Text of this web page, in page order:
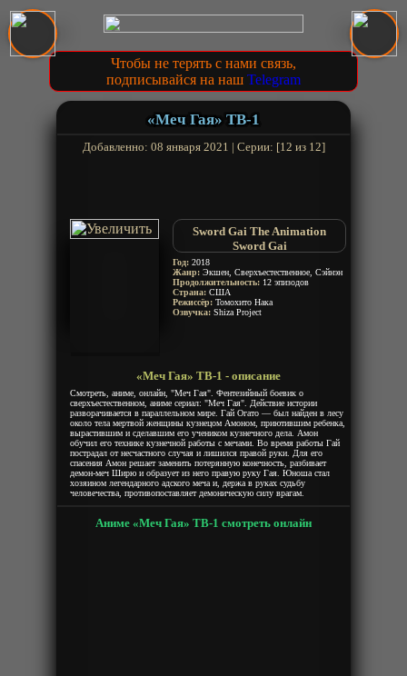
Чтобы не терять с нами связь,
подписывайся на наш Telegram
«Меч Гая» ТВ-1
Добавленно: 08 января 2021 | Серии: [12 из 12]
Sword Gai The Animation
Sword Gai
Год: 2018
Жанр: Экшен, Сверхъестественное, Сэйнэн
Продолжительность: 12 эпизодов
Страна: США
Режиссёр: Томохито Нака
Озвучка: Shiza Project
«Меч Гая» ТВ-1 - описание
Смотреть, аниме, онлайн, "Меч Гая". Фентезийный боевик о
сверхъестественном, аниме сериал: "Меч Гая". Действие истории
разворачивается в параллельном мире. Гай Огато — был найден в лесу
около тела мертвой женщины кузнецом Амоном, приютившим ребенка,
вырастившим и сделавшим его учеником кузнечного дела. Амон
обучил его технике кузнечной работы с мечами. Во время работы Гай
пострадал от несчастного случая и лишился правой руки. Для его
спасения Амон решает заменить потерянную конечность, разбивает
демон-меч Ширю и образует из него правую руку Гая. Юноша стал
хозяином легендарного адского меча и, держа в руках судьбу
человечества, противопоставляет демоническую силу врагам.
Аниме «Меч Гая» ТВ-1 смотреть онлайн